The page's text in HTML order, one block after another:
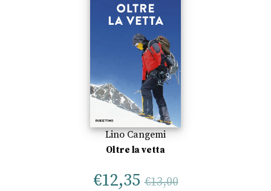
Lino Cangemi
Oltre la vetta
€12,35 €13,00